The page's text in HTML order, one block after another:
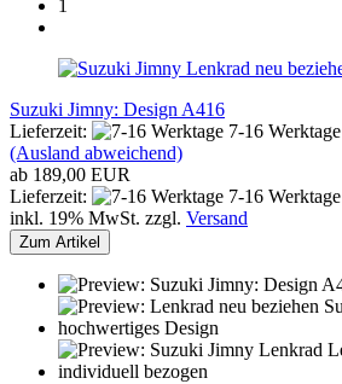
1
Suzuki Jimny: Design A416
Lieferzeit:
7-16 Werktage
(Ausland abweichend)
ab 189,00 EUR
Lieferzeit:
7-16 Werktage
inkl. 19% MwSt. zzgl. Versand
Zum Artikel